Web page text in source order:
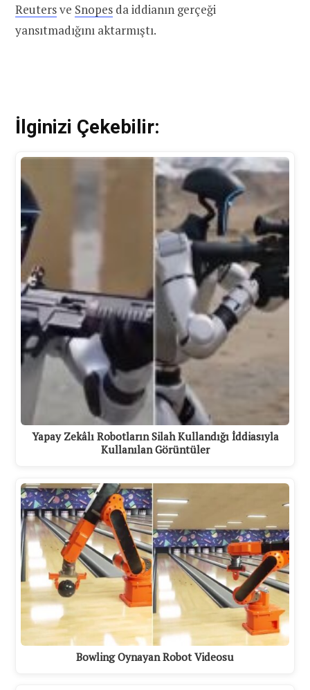
Reutersve Snopes da iddianın gerçeği
yansıtmadığını aktarmıştı.
İlginizi Çekebilir:
Yapay Zekâlı Robotların Silah Kullandığı İddiasıyla
Kullanılan Görüntüler
Bowling Oynayan Robot Videosu